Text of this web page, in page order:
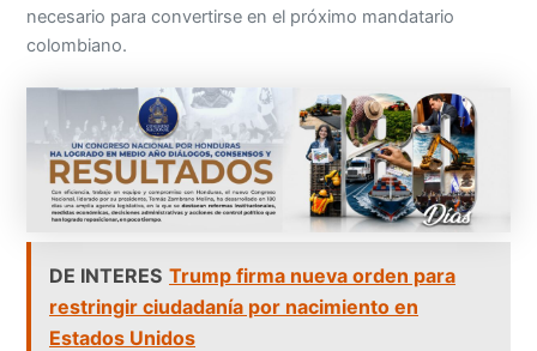
necesario para convertirse en el próximo mandatario
colombiano.
DE INTERES Trump firma nueva orden para
restringir ciudadanía por nacimiento en
Estados Unidos